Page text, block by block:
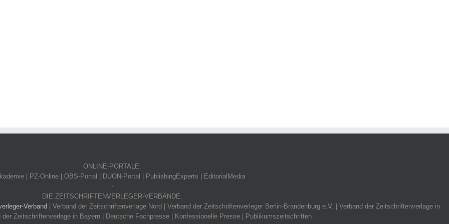
ONLINE-PORTALE:
| PZ-Online | OBS-Portal | DUON-Portal | PublishingExperts | EditorialMedia
-
DIE ZEITSCHRIFTENVERLEGER-VERBÄNDE:
Verband | Verband der Zeitschriftenverlage Nord | Verband der Zeitschriftenverleger Berlin-Brandenburg e.V. | Verband der Zeitschriftenverlage in
der Zeitschriftenverlage in Bayern | Deutsche Fachpresse | Konfessionelle Presse | Publikumszeitschriften